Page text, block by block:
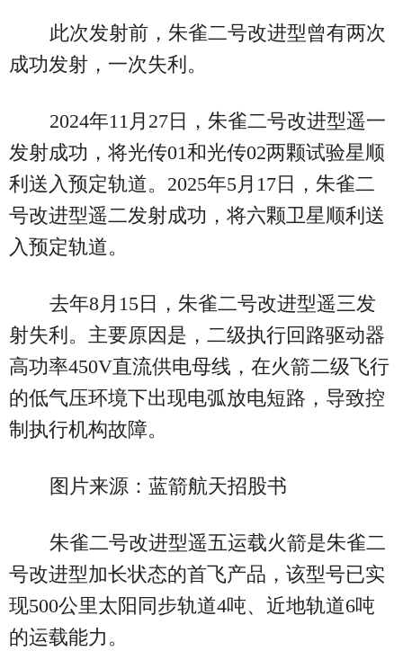
此次发射前，朱雀二号改进型曾有两次
成功发射，一次失利。
2024年11月27日，朱雀二号改进型遥一
发射成功，将光传01和光传02两颗试验星顺
利送入预定轨道。2025年5月17日，朱雀二
号改进型遥二发射成功，将六颗卫星顺利送
入预定轨道。
去年8月15日，朱雀二号改进型遥三发
射失利。主要原因是，二级执行回路驱动器
高功率450V直流供电母线，在火箭二级飞行
的低气压环境下出现电弧放电短路，导致控
制执行机构故障。
图片来源：蓝箭航天招股书
朱雀二号改进型遥五运载火箭是朱雀二
号改进型加长状态的首飞产品，该型号已实
现500公里太阳同步轨道4吨、近地轨道6吨
的运载能力。